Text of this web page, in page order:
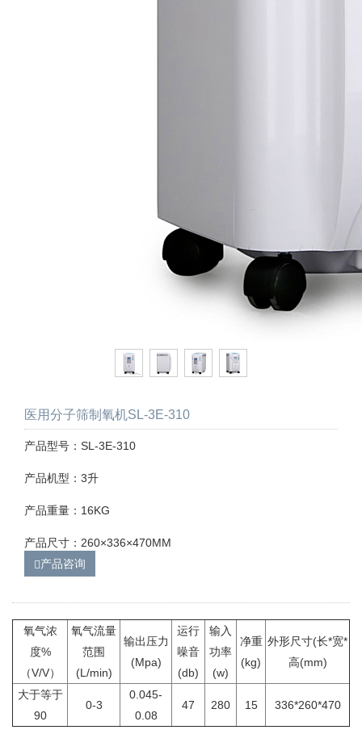
医用分子筛制氧机SL-3E-310
产品型号：SL-3E-310
产品机型：3升
产品重量：16KG
产品尺寸：260×336×470MM
产品咨询
氧气浓
度%
（V/V）
氧气流量
范围
(L/min)
输出压力
(Mpa)
运行
噪音
(db)
输入
功率
(w)
净重
(kg)
外形尺寸(长*宽*
高(mm)
大于等于
90
0-3
0.045-
0.08
47 280 15 336*260*470